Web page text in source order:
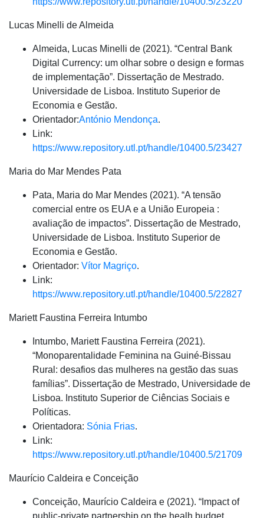
Lucas Minelli de Almeida
Almeida, Lucas Minelli de (2021). “Central Bank
Digital Currency: um olhar sobre o design e formas
de implementação”. Dissertação de Mestrado.
Universidade de Lisboa. Instituto Superior de
Economia e Gestão.
Orientador:António Mendonça.
Link:
https://www.repository.utl.pt/handle/10400.5/23427
Maria do Mar Mendes Pata
Pata, Maria do Mar Mendes (2021). “A tensão
comercial entre os EUA e a União Europeia :
avaliação de impactos”. Dissertação de Mestrado,
Universidade de Lisboa. Instituto Superior de
Economia e Gestão.
Orientador: Vítor Magriço.
Link:
https://www.repository.utl.pt/handle/10400.5/22827
Mariett Faustina Ferreira Intumbo
Intumbo, Mariett Faustina Ferreira (2021).
“Monoparentalidade Feminina na Guiné-Bissau
Rural: desafios das mulheres na gestão das suas
famílias”. Dissertação de Mestrado, Universidade de
Lisboa. Instituto Superior de Ciências Sociais e
Políticas.
Orientadora: Sónia Frias.
Link:
https://www.repository.utl.pt/handle/10400.5/21709
Maurício Caldeira e Conceição
Conceição, Maurício Caldeira e (2021). “Impact of
public-private partnership on the healh budget